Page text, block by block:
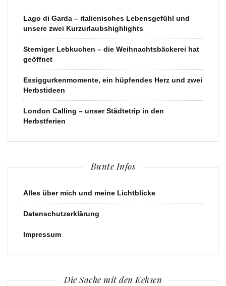
Lago di Garda – italienisches Lebensgefühl und
unsere zwei Kurzurlaubshighlights
Sterniger Lebkuchen – die Weihnachtsbäckerei hat
geöffnet
Essiggurkenmomente, ein hüpfendes Herz und zwei
Herbstideen
London Calling – unser Städtetrip in den
Herbstferien
Bunte Infos
Alles über mich und meine Lichtblicke
Datenschutzerklärung
Impressum
Die Sache mit den Keksen